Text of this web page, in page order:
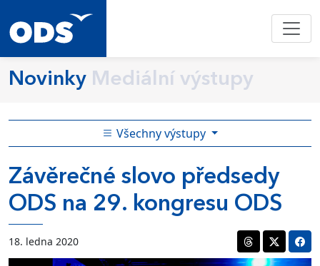
Novinky Mediální výstupy
Všechny výstupy
Závěrečné slovo předsedy
ODS na 29. kongresu ODS
18. ledna 2020